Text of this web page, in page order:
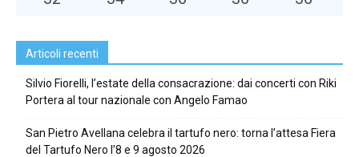
Articoli recenti
Silvio Fiorelli, l’estate della consacrazione: dai concerti con Riki
Portera al tour nazionale con Angelo Famao
San Pietro Avellana celebra il tartufo nero: torna l’attesa Fiera
del Tartufo Nero l’8 e 9 agosto 2026